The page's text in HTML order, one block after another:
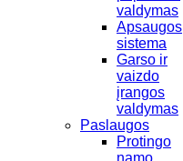
valdymas
Apsaugos
sistema
Garso ir
vaizdo
įrangos
valdymas
Paslaugos
Protingo
namo